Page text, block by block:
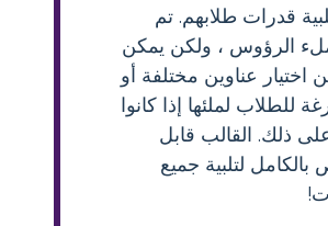
قدرات طلابهم. تم
ملء الرؤوس ، ولكن يمكن
اختيار عناوين مختلفة أو
للطلاب لملئها إذا كانوا
ذلك. القالب قابل
لتلبية جميع